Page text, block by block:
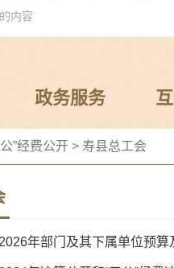
政务服务
”经费公开 > 寿县总工会
年部门及其下属单位预算